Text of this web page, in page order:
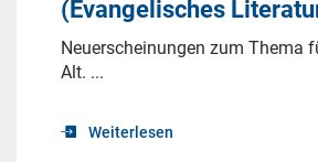
(Evangelisches
Neuerscheinungen zum Thema
Alt. ...
Weiterlesen